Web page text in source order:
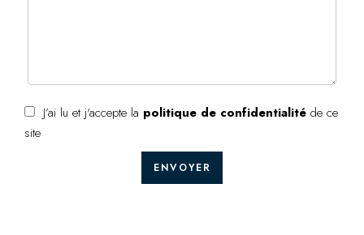
J’ai lu et j'accepte la politique de confidentialité de ce
site
ENVOYER